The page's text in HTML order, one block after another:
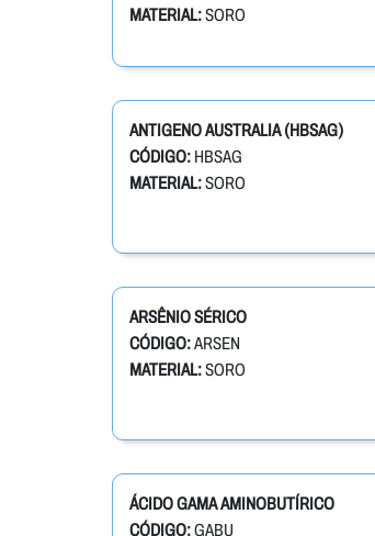
MATERIAL:SORO
ANTIGENO AUSTRALIA (HBSAG)
CÓDIGO: HBSAG
MATERIAL:SORO
ARSÊNIO SÉRICO
CÓDIGO:ARSEN
MATERIAL:SORO
ÁCIDO GAMA AMINOBUTÍRICO
CÓDIGO:GABU